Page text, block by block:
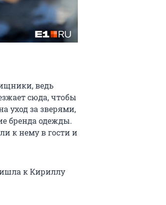
ведь
сюда, чтобы
уход за зверями,
бренда одежды.
к нему в гости и
к Кириллу